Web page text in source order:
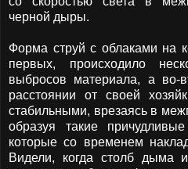
черной дыры.
Форма струй с облаками на
первых, происходило
выбросов материала, а во-
расстоянии от своей
стабильными, врезаясь в
образуя такие
которые со временем
Видели, когда столб дыма